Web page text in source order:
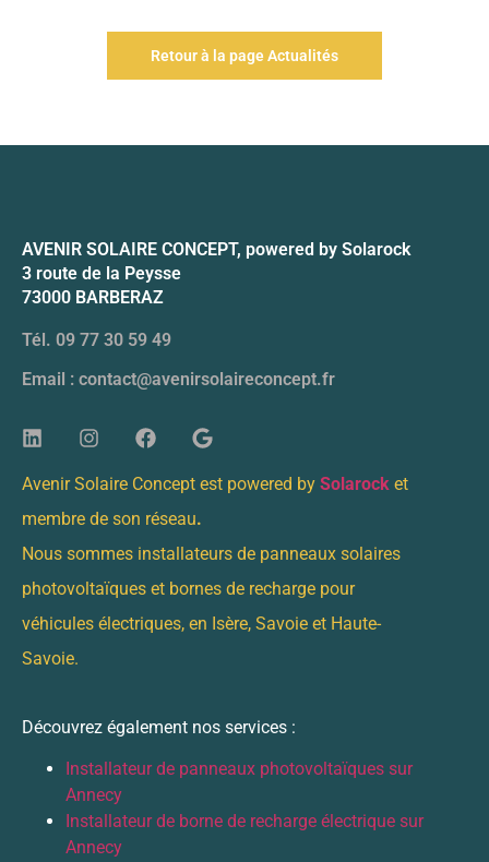
Retour à la page Actualités
AVENIR SOLAIRE CONCEPT, powered by Solarock
3 route de la Peysse
73000 BARBERAZ
Tél. 09 77 30 59 49
Email : contact@avenirsolaireconcept.fr
Avenir Solaire Concept est powered by Solarock et
membre de son réseau.
Nous sommes installateurs de panneaux solaires
photovoltaïques et bornes de recharge pour
véhicules électriques, en Isère, Savoie et Haute-
Savoie.
Découvrez également nos services :
Installateur de panneaux photovoltaïques sur
Annecy
Installateur de borne de recharge électrique sur
Annecy